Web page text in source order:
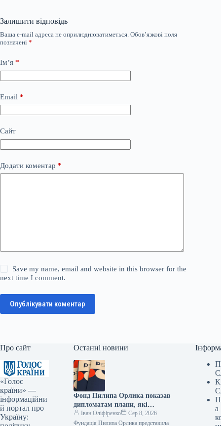
Залишити відповідь
Ваша e-mail адреса не оприлюднюватиметься. Обов’язкові поля
позначені *
Ім’я *
Email *
Сайт
Додати коментар *
Save my name, email and website in this browser for the
next time I comment.
Опублікувати коментар
Про сайт
«Голос
країни» —
інформаційни
й портал про
Україну:
Останні новини
Фонд Пилипа Орлика показав
дипломатам плани, які
роблять Україну чутнішою на
міжнародній арені.
Іван Оліфіренко
Сер 8, 2026
Фундація Пилипа Орлика представила
а